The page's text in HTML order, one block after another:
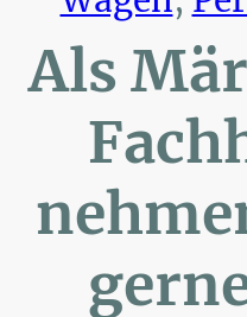
Als